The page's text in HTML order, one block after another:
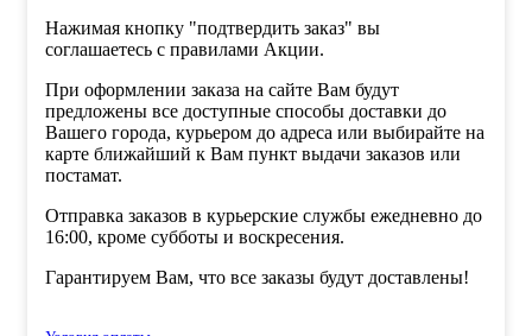
Нажимая кнопку "подтвердить заказ" вы
соглашаетесь с правилами Акции.
При оформлении заказа на сайте Вам будут
предложены все доступные способы доставки до
Вашего города, курьером до адреса или выбирайте на
карте ближайший к Вам пункт выдачи заказов или
постамат.
Отправка заказов в курьерские службы ежедневно до
16:00, кроме субботы и воскресения.
Гарантируем Вам, что все заказы будут доставлены!